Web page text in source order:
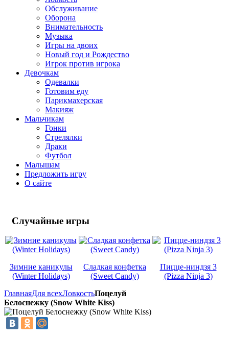
Обслуживание
Оборона
Внимательность
Музыка
Игры на двоих
Новый год и Рождество
Игрок против игрока
Девочкам
Одевалки
Готовим еду
Парикмахерская
Макияж
Мальчикам
Гонки
Стрелялки
Драки
Футбол
Малышам
Предложить игру
О сайте
Случайные игры
Зимние каникулы
(Winter Holidays)
Сладкая конфетка
(Sweet Candy)
Пицце-ниндзя 3
(Pizza Ninja 3)
ГлавнаяДля всехЛовкостьПоцелуй
Белоснежку (Snow White Kiss)